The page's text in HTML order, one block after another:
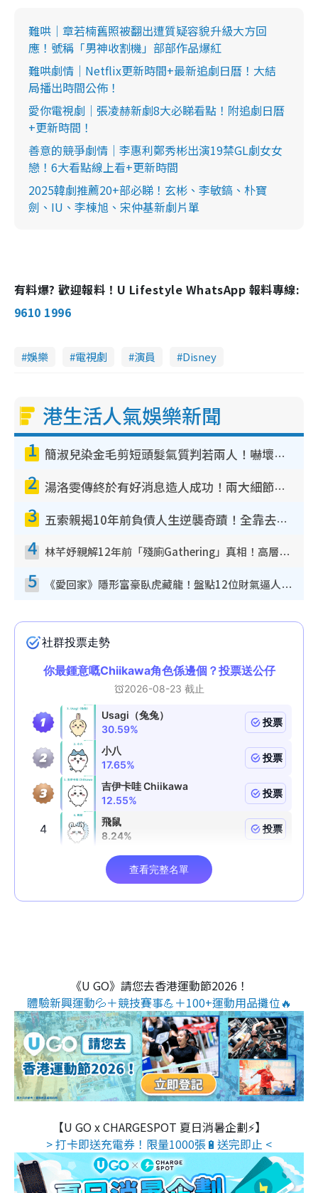
難哄｜章若楠舊照被翻出遭質疑容貌升級大方回
應！號稱「男神收割機」部部作品爆紅
難哄劇情｜Netflix更新時間+最新追劇日曆！大結
局播出時間公佈！
愛你電視劇｜張凌赫新劇8大必睇看點！附追劇日曆
+更新時間！
善意的競爭劇情｜李惠利鄭秀彬出演19禁GL劇女女
戀！6大看點線上看+更新時間
2025韓劇推薦20+部必睇！玄彬、李敏鎬、朴寶
劍、IU、李棟旭、宋仲基新劇片單
有料爆? 歡迎報料！U Lifestyle WhatsApp 報料專線:
9610 1996
娛樂 電視劇 演員 Disney
港生活人氣娛樂新聞
1 簡淑兒染金毛剪短頭髮氣質判若兩人！嚇壞老公麥大力都認唔出：「你做咩事？」
2 湯洛雯傳終於有好消息造人成功！兩大細節曝孕味極濃惹猜測：大肚婆先會咁！
3 五索親揭10年前負債人生逆襲奇蹟！全靠去一地方轉運後即遇上馬先生
4 林芊妤親解12年前「殘廁Gathering」真相！高層解約一句話重創尊嚴至今拒返TVB
5 《愛回家》隱形富豪臥虎藏龍！盤點12位財氣逼人的有錢藝人：呢位靚女3億身家唔憂做
《U GO》請您去香港運動節2026！
體驗新興運動💦＋競技賽事💪＋100+運動用品攤位🔥
【U GO x CHARGESPOT 夏日消暑企劃⚡】
> 打卡即送充電券！限量1000張🔋送完即止 <